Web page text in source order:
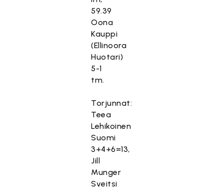
59.39
Oona
Kauppi
(Ellinoora
Huotari)
5-1
tm.
Torjunnat:
Teea
Lehikoinen
Suomi
3+4+6=13,
Jill
Munger
Sveitsi